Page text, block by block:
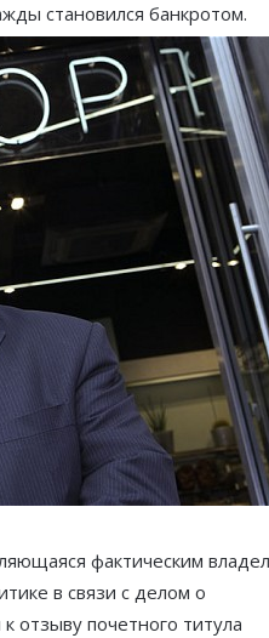
становился банкротом.
фактическим
в связи с делом о
отзыву почетного титула